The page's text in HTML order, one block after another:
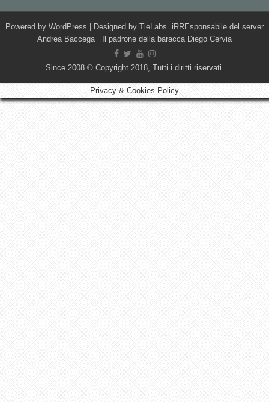
Powered by WordPress | Designed by TieLabs iRREsponsabile del server
Andrea Baccega Il padrone della baracca Diego Cervia
Since 2008 © Copyright 2018, Tutti i diritti riservati.
Privacy & Cookies Policy